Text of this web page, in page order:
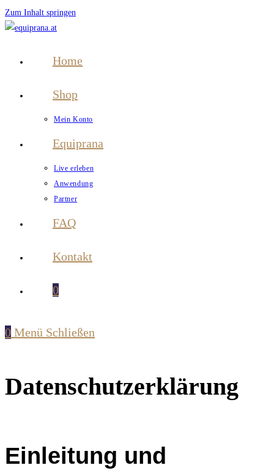
Zum Inhalt springen
Home
Shop
Mein Konto
Equiprana
Live erleben
Anwendung
Partner
FAQ
Kontakt
0
0 Menü Schließen
Datenschutzerklärung
Einleitung und